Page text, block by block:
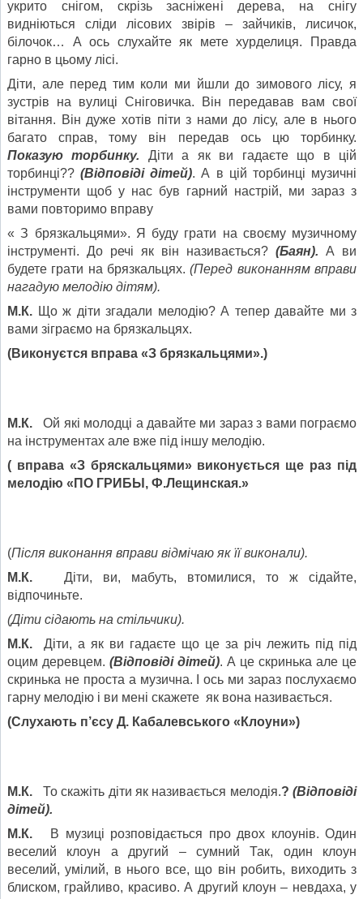
укрито снігом, скрізь засніжені дерева, на снігу
видніються сліди лісових звірів – зайчиків, лисичок,
білочок… А ось слухайте як мете хурделиця. Правда
гарно в цьому лісі.
Діти, але перед тим коли ми йшли до зимового лісу, я
зустрів на вулиці Сніговичка. Він передавав вам свої
вітання. Він дуже хотів піти з нами до лісу, але в нього
багато справ, тому він передав ось цю торбинку.
Показую торбинку. Діти а як ви гадаєте що в цій
торбинці??(Відповіді дітей). А в цій торбинці музичні
інструменти щоб у нас був гарний настрій, ми зараз з
вами повторимо вправу
« З брязкальцями». Я буду грати на своєму музичному
інструменті. До речі як він називається? (Баян). А ви
будете грати на брязкальцях.(Перед виконанням вправи
нагадую мелодію дітям).
М.К. Що ж діти згадали мелодію? А тепер давайте ми з
вами зіграємо на брязкальцях.
(Виконуєтся вправа «З брязкальцями».)
М.К. Ой які молодці а давайте ми зараз з вами пограємо
на інструментах але вже під іншу мелодію.
( вправа «З бряскальцями» виконується ще раз під
мелодію «ПО ГРИБЫ, Ф.Лещинская.»
(Після виконання вправи відмічаю як її виконали).
М.К. Діти, ви, мабуть, втомилися, то ж сідайте,
відпочиньте.
(Діти сідають на стільчики).
М.К. Діти, а як ви гадаєте що це за річ лежить під під
оцим деревцем. (Відповіді дітей). А це скринька але це
скринька не проста а музична. І ось ми зараз послухаємо
гарну мелодію і ви мені скажете як вона називається.
(Слухають п’єсу Д. Кабалевського «Клоуни»)
М.К. То скажіть діти як називається мелодія.?(Відповіді
дітей).
М.К. В музиці розповідається про двох клоунів. Один
веселий клоун а другий – сумний Так, один клоун
веселий, умілий, в нього все, що він робить, виходить з
блиском, грайливо, красиво. А другий клоун – невдаха, у